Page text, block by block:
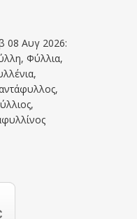
08 Αυγ 2026:
Φύλλια,